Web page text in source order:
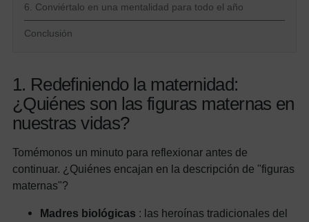
6. Conviértalo en una mentalidad para todo el año
Conclusión
1. Redefiniendo la maternidad:
¿Quiénes son las figuras maternas en
nuestras vidas?
Tomémonos un minuto para reflexionar antes de
continuar. ¿Quiénes encajan en la descripción de "figuras
maternas"?
Madres biológicas : las heroínas tradicionales del